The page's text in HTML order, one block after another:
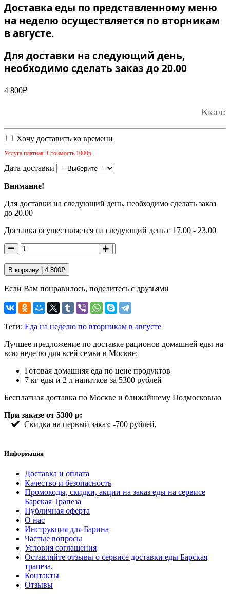
Доставка еды по представленному меню
на неделю осуществляется по вторникам
в августе.
Для доставки на следующий день,
необходимо сделать заказ до 20.00
4 800₽
Ккал:
Хочу доставить ко времени
Услуга платная. Стоимость 1000р.
Дата доставки
Внимание!
Для доставки на следующий день, необходимо сделать заказ
до 20.00
Доставка осуществляется на следующий день с 17.00 - 23.00
В корзину | 4 800₽
Если Вам понравилось, поделитесь с друзьями
Теги: Еда на неделю по вторникам в августе
Лучшее предложение по доставке рационов домашней еды на
всю неделю для всей семьи в Москве:
Готовая домашняя еда по цене продуктов
7 кг еды и 2 л напитков за 5300 рублей
Бесплатная доставка по Москве и ближайшему Подмосковью
При заказе от 5300 р:
Скидка на первый заказ: -700 рублей,
Информация
Доставка и оплата
Качество и безопасность
Промокоды, скидки, акции на заказ еды на сервисе
Барская Трапеза
Публичная оферта
О нас
Инструкция для Барина
Частые вопросы
Условия соглашения
Оставляйте отзывы о сервисе доставки еды Барская
трапеза.
Контакты
Отзывы